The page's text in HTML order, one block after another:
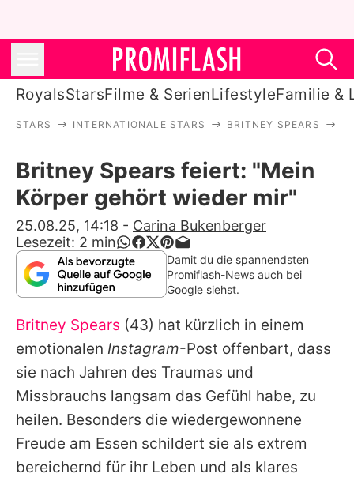
RoyalsStarsFilme & SerienLifestyleFamilie &
Stars
Filme & Serien
Lifestyle
Familie & Liebe
Alle Themen auf Promiflash
Jobs
App runterladen
Team
STARS INTERNATIONALE STARS BRITNEY SPEARS
Britney Spears feiert: "Mein
Körper gehört wieder mir"
25.08.25, 14:18 - Carina Bukenberger
Lesezeit: 2 min
Damit du die spannendsten
Promiflash-News auch bei
Google siehst.
Britney Spears (43) hat kürzlich in einem
emotionalen Instagram-Post offenbart, dass
sie nach Jahren des Traumas und
Missbrauchs langsam das Gefühl habe, zu
heilen. Besonders die wiedergewonnene
Freude am Essen schildert sie als extrem
bereichernd für ihr Leben und als klares